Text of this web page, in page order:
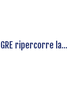
ripercorre la...